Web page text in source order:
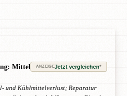
Mittel ANZEIGEJetzt vergleichen*
und Kühlmittelverlust; Reparatur